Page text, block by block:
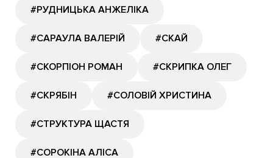
#РУДНИЦЬКА АНЖЕЛІКА
#САРАУЛА ВАЛЕРІЙ #СКАЙ
#СКОРПІОН РОМАН #СКРИПКА ОЛЕГ
#СКРЯБІН #СОЛОВІЙ ХРИСТИНА
#СТРУКТУРА ЩАСТЯ
#СОРОКІНА АЛІСА